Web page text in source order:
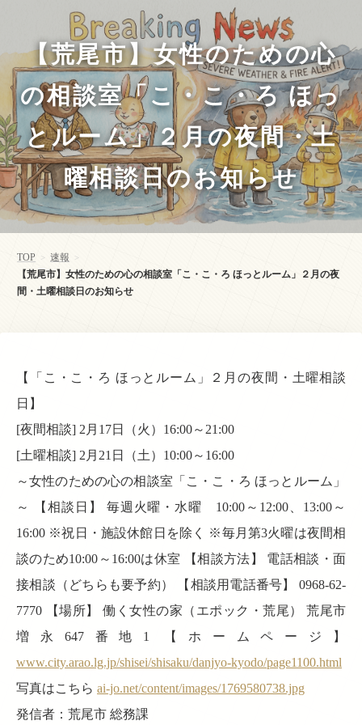
【荒尾市】女性のための心
の相談室「こ・こ・ろ ほっ
とルーム」２月の夜間・土
曜相談日のお知らせ
TOP > 速報 >
【荒尾市】女性のための心の相談室「こ・こ・ろ ほっとルーム」２月の夜
間・土曜相談日のお知らせ
【「こ・こ・ろ ほっとルーム」２月の夜間・土曜相談
日】
[夜間相談] 2月17日（火）16:00～21:00
[土曜相談] 2月21日（土）10:00～16:00
～女性のための心の相談室「こ・こ・ろ ほっとルーム」
～ 【相談日】 毎週火曜・水曜 10:00～12:00、13:00～
16:00 ※祝日・施設休館日を除く ※毎月第3火曜は夜間相
談のため10:00～16:00は休室 【相談方法】 電話相談・面
接相談（どちらも要予約） 【相談用電話番号】 0968-62-
7770 【場所】 働く女性の家（エポック・荒尾） 荒尾市
増永647番地1 【ホームページ】
www.city.arao.lg.jp/shisei/shisaku/danjyo-kyodo/page1100.html
写真はこちら ai-jo.net/content/images/1769580738.jpg
発信者：荒尾市 総務課